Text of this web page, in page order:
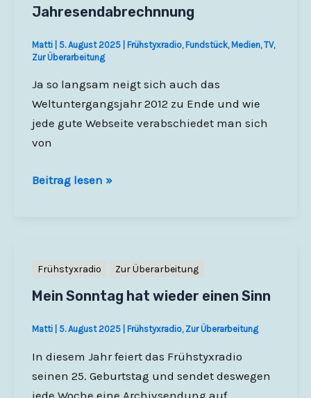
–
Oldenburg
Jahresendabrechnnung
Matti 5. August 2025 Frühstyxradio, Fundstück, Medien, TV,
Zur Überarbeitung
Ja so langsam neigt sich auch das
Weltuntergangsjahr 2012 zu Ende und wie
jede gute Webseite verabschiedet man sich
von
Jahresendabrechnnung
Beitrag lesen »
Frühstyxradio Zur Überarbeitung
Mein Sonntag hat wieder einen Sinn
Matti 5. August 2025 Frühstyxradio, Zur Überarbeitung
In diesem Jahr feiert das Frühstyxradio
seinen 25. Geburtstag und sendet deswegen
jede Woche eine Archivsendung auf